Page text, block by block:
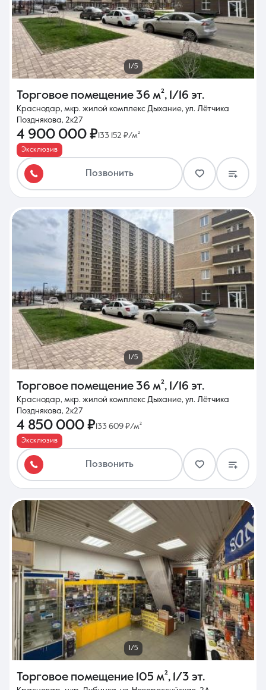
1/5
Торговое помещение 36 м², 1/16 эт.
Краснодар, мкр. жилой комплекс Дыхание, ул. Лётчика
Позднякова, 2к27
4 900 000 ₽133 152 ₽/м²
Эксклюзив
Позвонить
1/5
Торговое помещение 36 м², 1/16 эт.
Краснодар, мкр. жилой комплекс Дыхание, ул. Лётчика
Позднякова, 2к27
4 850 000 ₽ 133 609 ₽/м²
Эксклюзив
Позвонить
1/5
Торговое помещение 105 м², 1/3 эт.